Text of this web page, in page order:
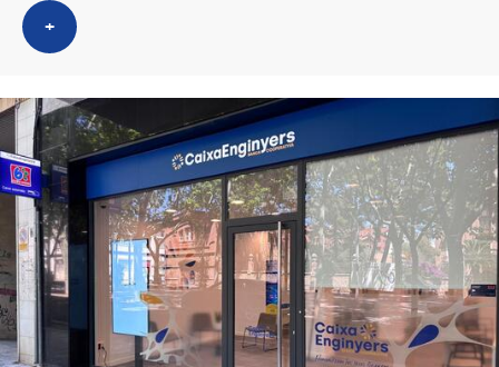
o
C
a
t
e
u
t
s
+